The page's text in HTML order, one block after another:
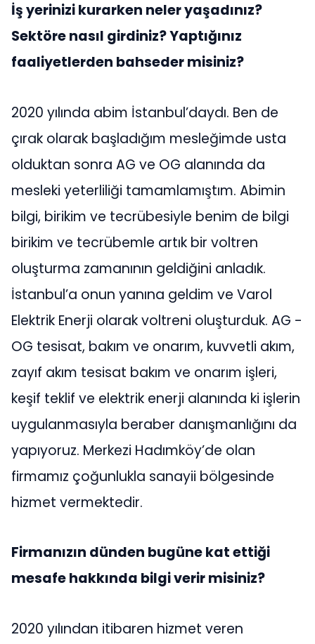
İş yerinizi kurarken neler yaşadınız?
Sektöre nasıl girdiniz?Yaptığınız
faaliyetlerden bahseder misiniz?
2020 yılında abim İstanbul’daydı. Ben de
çırak olarak başladığım mesleğimde usta
olduktan sonra AG ve OG alanında da
mesleki yeterliliği tamamlamıştım. Abimin
bilgi, birikim ve tecrübesiyle benim de bilgi
birikim ve tecrübemle artık bir voltren
oluşturma zamanının geldiğini anladık.
İstanbul’a onun yanına geldim ve Varol
Elektrik Enerji olarak voltreni oluşturduk. AG -
OG tesisat, bakım ve onarım, kuvvetli akım,
zayıf akım tesisat bakım ve onarım işleri,
keşif teklif ve elektrik enerji alanında ki işlerin
uygulanmasıyla beraber danışmanlığını da
yapıyoruz. Merkezi Hadımköy’de olan
firmamız çoğunlukla sanayii bölgesinde
hizmet vermektedir.
Firmanızın dünden bugüne kat ettiği
mesafe hakkında bilgi verir misiniz?
2020 yılından itibaren hizmet veren